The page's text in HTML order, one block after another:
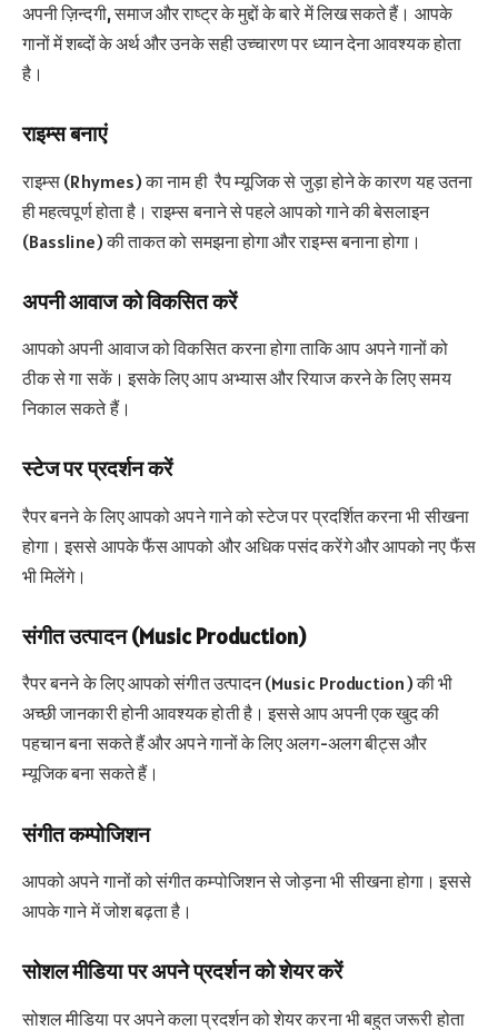
अपनी ज़िन्दगी, समाज और राष्ट्र के मुद्दों के बारे में लिख सकते हैं। आपके
गानों में शब्दों के अर्थ और उनके सही उच्चारण पर ध्यान देना आवश्यक होता
है।
राइम्स बनाएं
राइम्स (Rhymes) का नाम ही रैप म्यूजिक से जुड़ा होने के कारण यह उतना
ही महत्वपूर्ण होता है। राइम्स बनाने से पहले आपको गाने की बेसलाइन
(Bassline) की ताकत को समझना होगा और राइम्स बनाना होगा।
अपनी आवाज को विकसित करें
आपको अपनी आवाज को विकसित करना होगा ताकि आप अपने गानों को
ठीक से गा सकें। इसके लिए आप अभ्यास और रियाज करने के लिए समय
निकाल सकते हैं।
स्टेज पर प्रदर्शन करें
रैपर बनने के लिए आपको अपने गाने को स्टेज पर प्रदर्शित करना भी सीखना
होगा। इससे आपके फैंस आपको और अधिक पसंद करेंगे और आपको नए फैंस
भी मिलेंगे।
संगीत उत्पादन (Music Production)
रैपर बनने के लिए आपको संगीत उत्पादन (Music Production) की भी
अच्छी जानकारी होनी आवश्यक होती है। इससे आप अपनी एक खुद की
पहचान बना सकते हैं और अपने गानों के लिए अलग-अलग बीट्स और
म्यूजिक बना सकते हैं।
संगीत कम्पोजिशन
आपको अपने गानों को संगीत कम्पोजिशन से जोड़ना भी सीखना होगा। इससे
आपके गाने में जोश बढ़ता है।
सोशल मीडिया पर अपने प्रदर्शन को शेयर करें
सोशल मीडिया पर अपने कला प्रदर्शन को शेयर करना भी बहुत जरूरी होता